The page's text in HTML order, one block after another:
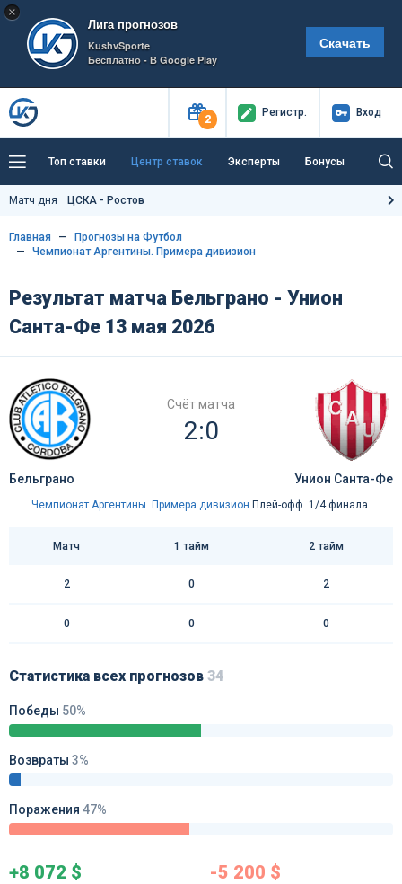
×
Лига прогнозов
KushvSporte
Бесплатно - В Google Play
Скачать
2
Регистр. Вход
Топ ставки Центр ставок Эксперты Бонусы
Тренды Букмекеры
Как тут заработать?
Матч дня ЦСКА - Ростов
Главная
Прогнозы на Футбол
Чемпионат Аргентины. Примера дивизион
Результат матча Бельграно - Унион
Санта-Фе 13 мая 2026
Счёт матча
2:0
Бельграно Унион Санта-Фе
Чемпионат Аргентины. Примера дивизион Плей-офф. 1/4 финала.
Матч 1 тайм 2 тайм
2 0 2
0 0 0
Статистика всех прогнозов 34
Победы 50%
Возвраты 3%
Поражения 47%
+8 072 $ -5 200 $